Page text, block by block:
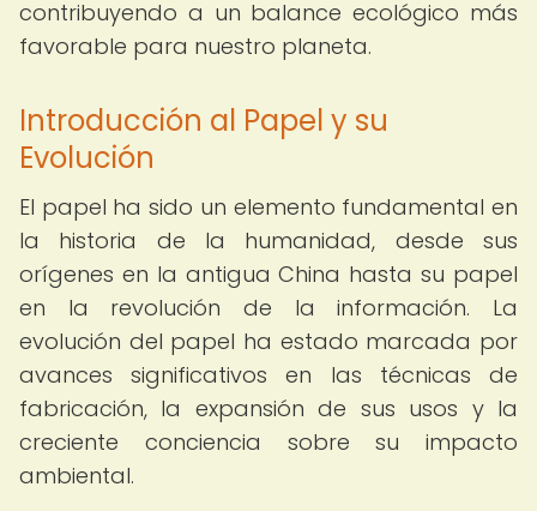
contribuyendo a un balance ecológico más
favorable para nuestro planeta.
Introducción al Papel y su
Evolución
El papel ha sido un elemento fundamental en
la historia de la humanidad, desde sus
orígenes en la antigua China hasta su papel
en la revolución de la información. La
evolución del papel ha estado marcada por
avances significativos en las técnicas de
fabricación, la expansión de sus usos y la
creciente conciencia sobre su impacto
ambiental.